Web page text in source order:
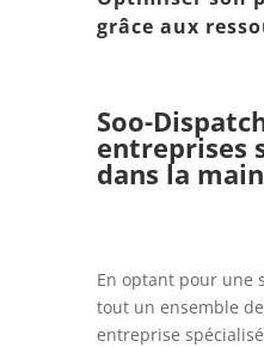
grâce aux
Soo-
entreprises
dans la
En optant pour une
tout un ensemble
entreprise